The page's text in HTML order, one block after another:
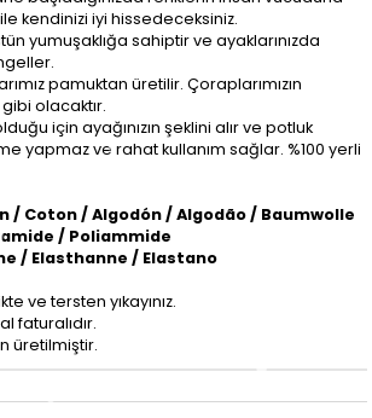
kendinizi iyi hissedeceksiniz.
yumuşaklığa sahiptir ve ayaklarınızda
pamuktan üretilir. Çoraplarımızın
olacaktır.
için ayağınızın şeklini alır ve potluk
yapmaz ve rahat kullanım sağlar. %100 yerli
/ Coton / Algodón / Algodão / Baumwolle
/ Poliammide
/ Elasthanne / Elastano
ve tersten yıkayınız.
faturalıdır.
üretilmiştir.